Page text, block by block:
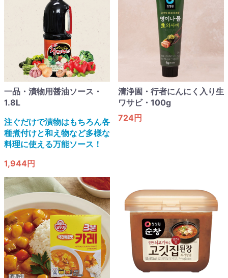
一品・漬物用醤油ソース・
1.8L
注ぐだけで漬物はもちろん各
種煮付けと和え物など多様な
料理に使える万能ソース！
1,944円
清浄園・行者にんにく入り生
ワサビ・100g
724円